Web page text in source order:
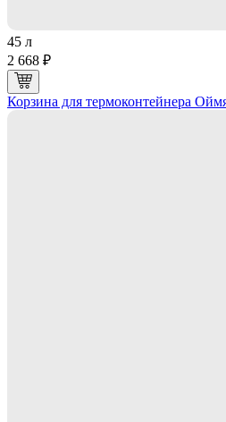
45 л
2 668 ₽
Корзина для термоконтейнера